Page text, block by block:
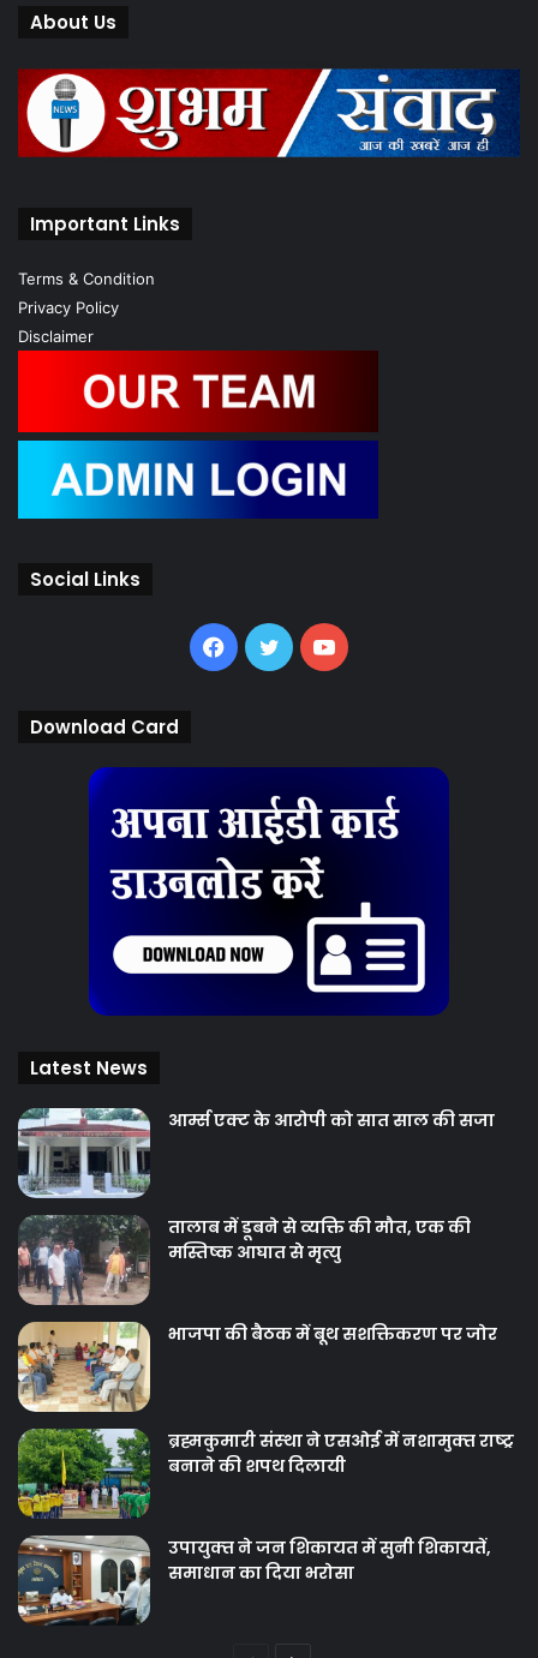
About Us
Important Links
Terms & Condition
Privacy Policy
Disclaimer
Social Links
Facebook
TwitterYouTube
Download Card
Latest News
आर्म्स एक्ट के आरोपी को सात साल की सजा
तालाब में डूबने से व्यक्ति की मौत, एक की
मस्तिष्क आघात से मृत्यु
भाजपा की बैठक में बूथ सशक्तिकरण पर जोर
ब्रह्मकुमारी संस्‍था ने एसओई में नशामुक्‍त राष्‍ट्र
बनाने की शपथ दिलायी
उपायुक्‍त ने जन शिकायत में सुनी शिकायतें,
समाधान का दिया भरोसा